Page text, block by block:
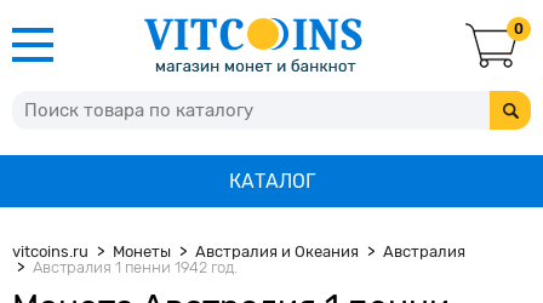
0
КАТАЛОГ
vitcoins.ru Монеты Австралия и Океания
Австралия
Австралия 1 пенни 1942 год.